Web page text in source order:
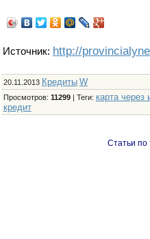
Источник: http://
20.11.2013 Кредиты W
Просмотров: 11299| Теги: карта через
кредит
Статьи